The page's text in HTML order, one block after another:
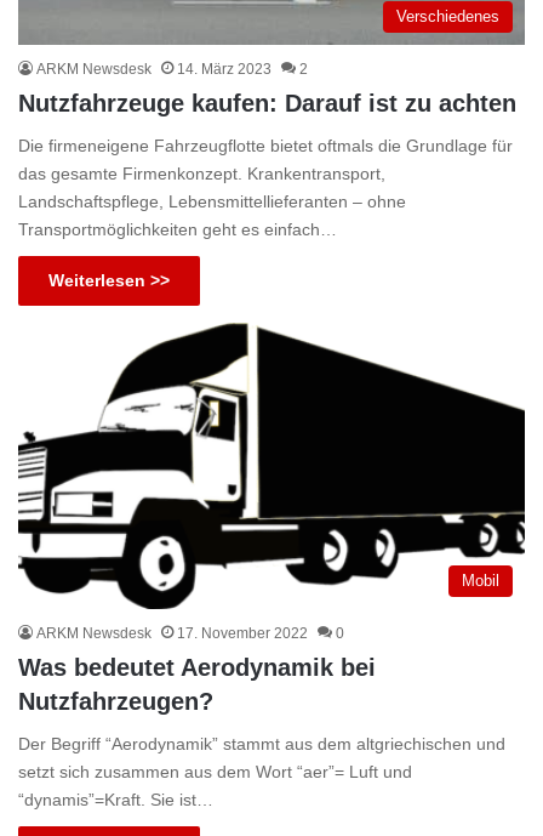
Verschiedenes
ARKM Newsdesk 14. März 2023 2
Nutzfahrzeuge kaufen: Darauf ist zu achten
Die firmeneigene Fahrzeugflotte bietet oftmals die Grundlage für
das gesamte Firmenkonzept. Krankentransport,
Landschaftspflege, Lebensmittellieferanten – ohne
Transportmöglichkeiten geht es einfach…
Weiterlesen >>
Mobil
ARKM Newsdesk 17. November 2022 0
Was bedeutet Aerodynamik bei
Nutzfahrzeugen?
Der Begriff “Aerodynamik” stammt aus dem altgriechischen und
setzt sich zusammen aus dem Wort “aer”= Luft und
“dynamis”=Kraft. Sie ist…